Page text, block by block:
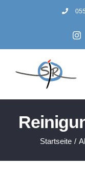
Startseite /